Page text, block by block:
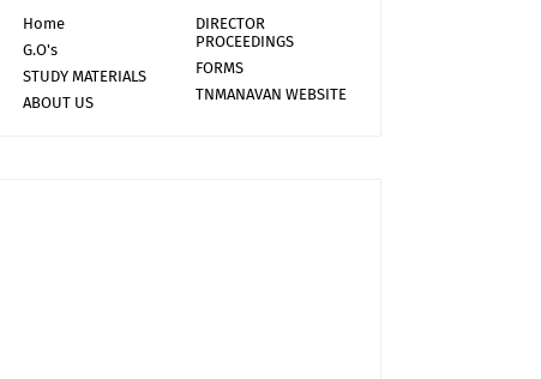
Home
DIRECTOR
PROCEEDINGS
G.O's
FORMS
STUDY MATERIALS
TNMANAVAN WEBSITE
ABOUT US